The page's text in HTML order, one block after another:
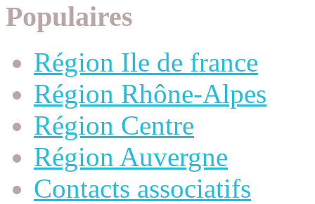
Populaires
Région Ile de france
Région Rhône-Alpes
Région Centre
Région Auvergne
Contacts associatifs